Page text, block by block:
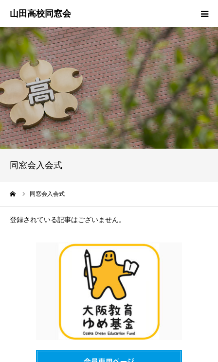
同窓会入会式
同窓会入会式
登録されている記事はございません。
ご挨拶
役員紹介
行事報告
同期会
会員管理